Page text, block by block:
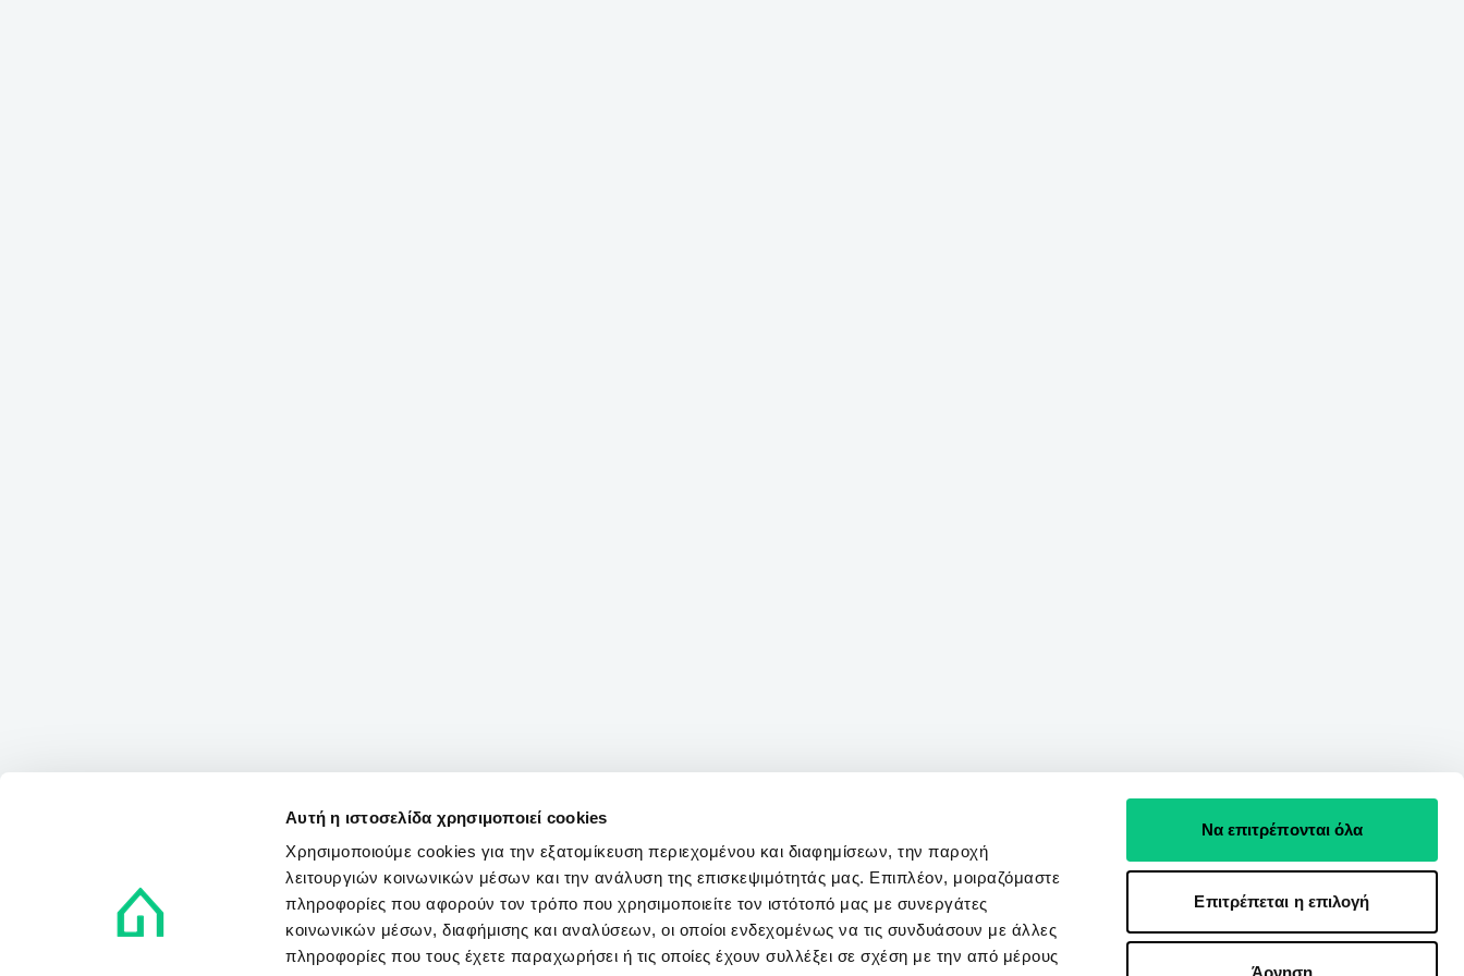
Αυτή η ιστοσελίδα χρησιμοποιεί cookies
Χρησιμοποιούμε cookies για την εξατομίκευση περιεχομένου και διαφημίσεων, την παροχή
λειτουργιών κοινωνικών μέσων και την ανάλυση της επισκεψιμότητάς μας. Επιπλέον, μοιραζόμαστε
πληροφορίες που αφορούν τον τρόπο που χρησιμοποιείτε τον ιστότοπό μας με συνεργάτες
κοινωνικών μέσων, διαφήμισης και αναλύσεων, οι οποίοι ενδεχομένως να τις συνδυάσουν με άλλες
πληροφορίες που τους έχετε παραχωρήσει ή τις οποίες έχουν συλλέξει σε σχέση με την από μέρους
Να επιτρέπονται όλα
Επιτρέπεται η επιλογή
Άρνηση